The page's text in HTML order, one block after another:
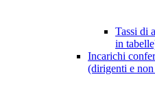
Tassi di
in
Incarichi
(dirigenti e